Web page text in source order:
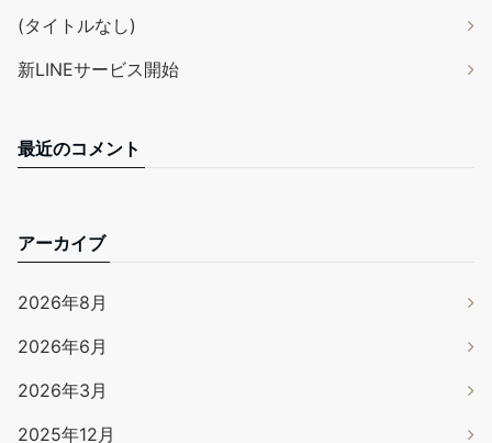
(タイトルなし)
新LINEサービス開始
最近のコメント
アーカイブ
2026年8月
2026年6月
2026年3月
2025年12月